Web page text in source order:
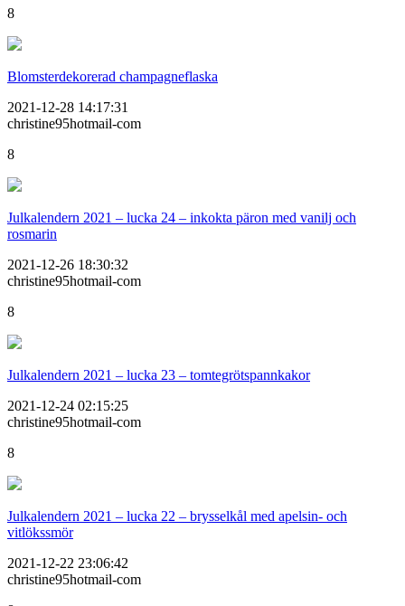
8
Blomsterdekorerad champagneflaska
2021-12-28 14:17:31
christine95hotmail-com
8
Julkalendern 2021 – lucka 24 – inkokta päron med vanilj och
rosmarin
2021-12-26 18:30:32
christine95hotmail-com
8
Julkalendern 2021 – lucka 23 – tomtegrötspannkakor
2021-12-24 02:15:25
christine95hotmail-com
8
Julkalendern 2021 – lucka 22 – brysselkål med apelsin- och
vitlökssmör
2021-12-22 23:06:42
christine95hotmail-com